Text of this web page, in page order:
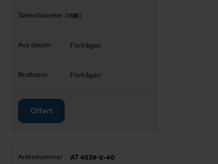
18
Förfrågan
Förfrågan
Offert
AT 4539-2-40